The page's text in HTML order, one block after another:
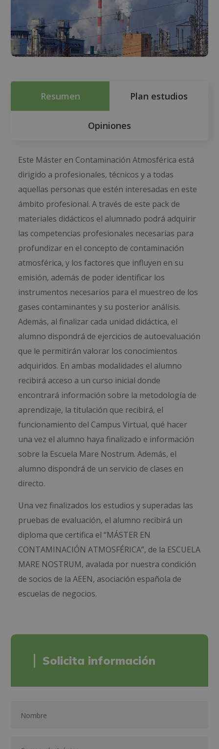
Resumen Plan estudios
Opiniones
Este Máster en Contaminación Atmosférica está
dirigido a profesionales, técnicos y a todas
aquellas personas que estén interesadas en este
ámbito profesional. A través de este pack de
materiales didácticos el alumnado podrá adquirir
las competencias profesionales necesarias para
profundizar en el concepto de contaminación
atmosférica, y los factores que influyen en su
emisión, además de poder identificar los
instrumentos necesarios para el muestreo de los
gases contaminantes y su posterior análisis.
Además, al finalizar cada unidad didáctica, el
alumno dispondrá de ejercicios de autoevaluación
que le permitirán valorar los conocimientos
adquiridos. En ambas modalidades el alumno
recibirá acceso a un curso inicial donde
encontrará información sobre la metodología de
aprendizaje, la titulación que recibirá, el
funcionamiento del Campus Virtual, qué hacer
una vez el alumno haya finalizado e información
sobre la Escuela Mare Nostrum. Además, el
alumno dispondrá de un servicio de clases en
directo.
Una vez finalizados los estudios y superadas las
pruebas de evaluación, el alumno recibirá un
diploma que certifica el “MÁSTER EN
CONTAMINACIÓN ATMOSFÉRICA”, de la ESCUELA
MARE NOSTRUM, avalada por nuestra condición
de socios de la AEEN, asociación española de
escuelas de negocios.
Solicita información